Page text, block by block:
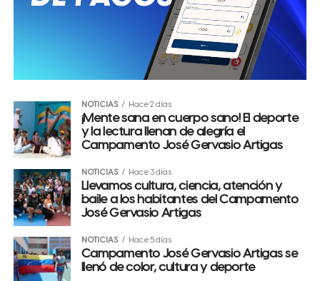
NOTICIAS Hace 2 días
¡Mente sana en cuerpo sano! El deporte
y la lectura llenan de alegría el
Campamento José Gervasio Artigas
NOTICIAS Hace 3 días
Llevamos cultura, ciencia, atención y
baile a los habitantes del Campamento
José Gervasio Artigas
NOTICIAS Hace 5 días
Campamento José Gervasio Artigas se
llenó de color, cultura y deporte